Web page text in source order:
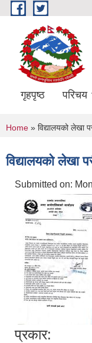
Skip to main content
गृहपृष्ठ परिचय
You are
Home » विद्यालयको लेखा
विद्यालयको लेखा
Submitted on:
प्रकार: